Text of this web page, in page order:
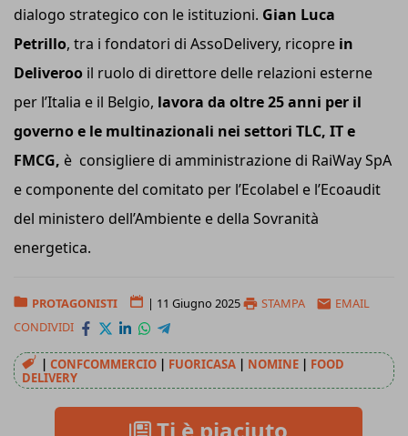
dialogo strategico con le istituzioni. Gian Luca
Petrillo, tra i fondatori di AssoDelivery, ricopre in
Deliveroo il ruolo di direttore delle relazioni esterne
per l’Italia e il Belgio, lavora da oltre 25 anni per il
governo e le multinazionali nei settori TLC, IT e
FMCG, è consigliere di amministrazione di RaiWay SpA
e componente del comitato per l’Ecolabel e l’Ecoaudit
del ministero dell’Ambiente e della Sovranità
energetica.
PROTAGONISTI | 11 Giugno 2025 STAMPA
EMAIL
CONDIVIDI
| CONFCOMMERCIO | FUORICASA | NOMINE | FOOD
DELIVERY
Ti è piaciuto